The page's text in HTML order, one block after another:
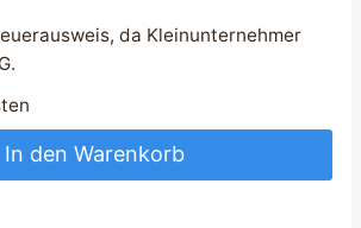
da Kleinunternehmer
In den Warenkorb